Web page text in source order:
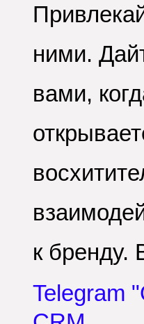
ними.
вами,
к бренду.
Telegram